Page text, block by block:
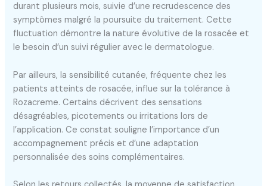
durant plusieurs mois, suivie d’une recrudescence des
symptômes malgré la poursuite du traitement. Cette
fluctuation démontre la nature évolutive de la rosacée et
le besoin d’un suivi régulier avec le dermatologue.
Par ailleurs, la sensibilité cutanée, fréquente chez les
patients atteints de rosacée, influe sur la tolérance à
Rozacreme. Certains décrivent des sensations
désagréables, picotements ou irritations lors de
l’application. Ce constat souligne l’importance d’un
accompagnement précis et d’une adaptation
personnalisée des soins complémentaires.